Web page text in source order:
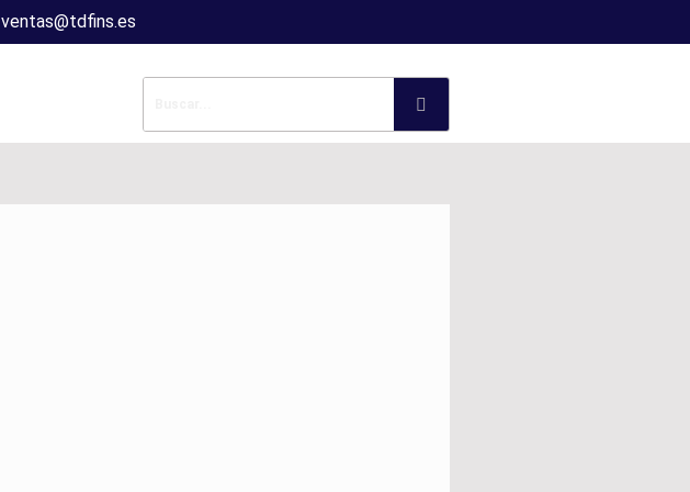
ventas@tdfins.es